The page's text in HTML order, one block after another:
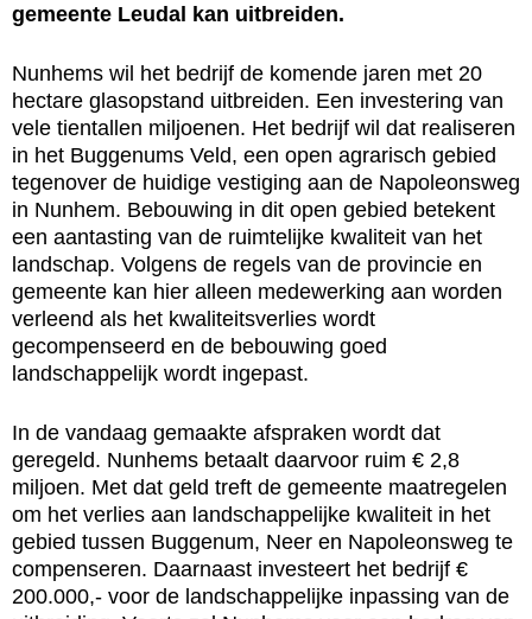
gemeente Leudal kan uitbreiden.
Nunhems wil het bedrijf de komende jaren met 20
hectare glasopstand uitbreiden. Een investering van
vele tientallen miljoenen. Het bedrijf wil dat realiseren
in het Buggenums Veld, een open agrarisch gebied
tegenover de huidige vestiging aan de Napoleonsweg
in Nunhem. Bebouwing in dit open gebied betekent
een aantasting van de ruimtelijke kwaliteit van het
landschap. Volgens de regels van de provincie en
gemeente kan hier alleen medewerking aan worden
verleend als het kwaliteitsverlies wordt
gecompenseerd en de bebouwing goed
landschappelijk wordt ingepast.
In de vandaag gemaakte afspraken wordt dat
geregeld. Nunhems betaalt daarvoor ruim € 2,8
miljoen. Met dat geld treft de gemeente maatregelen
om het verlies aan landschappelijke kwaliteit in het
gebied tussen Buggenum, Neer en Napoleonsweg te
compenseren. Daarnaast investeert het bedrijf €
200.000,- voor de landschappelijke inpassing van de